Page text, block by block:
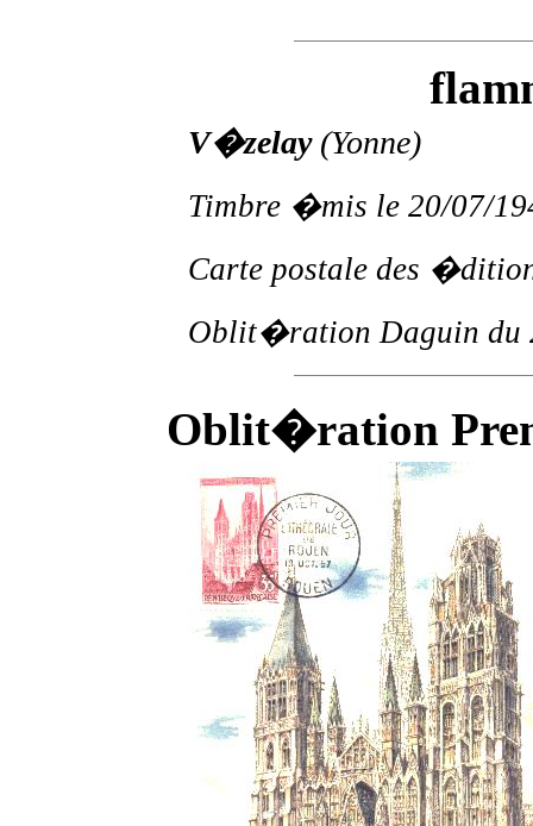
V�zelay (Yonne)
Timbre �mis le 20/07/
Carte postale des
Oblit�ration Daguin du
Oblit�ration